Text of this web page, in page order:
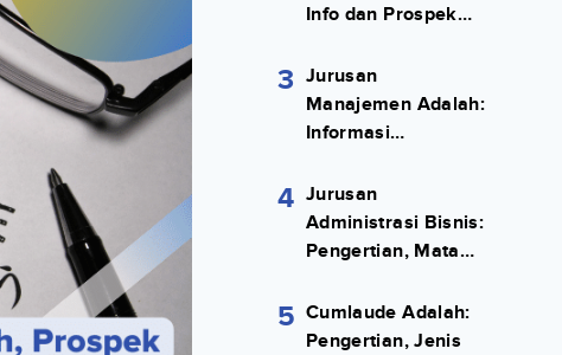
Info dan Prospek
3 Jurusan
Manajemen Adalah:
Informasi
4 Jurusan
Administrasi Bisnis:
Pengertian, Mata
Kerja Lengkap
5 Cumlaude Adalah:
Pengertian, Jenis